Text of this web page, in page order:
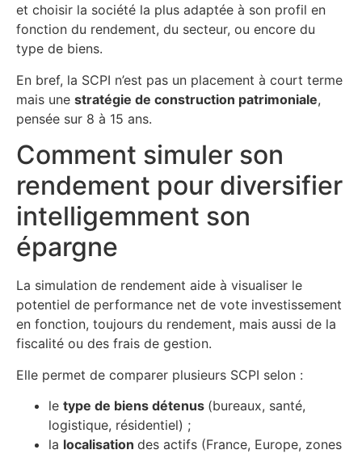
et choisir la société la plus adaptée à son profil en
fonction du rendement, du secteur, ou encore du
type de biens.
En bref, la SCPI n’est pas un placement à court terme
mais une stratégie de construction patrimoniale,
pensée sur 8 à 15 ans.
Comment simuler son
rendement pour diversifier
intelligemment son
épargne
La simulation de rendement aide à visualiser le
potentiel de performance net de vote investissement
en fonction, toujours du rendement, mais aussi de la
fiscalité ou des frais de gestion.
Elle permet de comparer plusieurs SCPI selon :
le type de biens détenus (bureaux, santé,
logistique, résidentiel) ;
la localisation des actifs (France, Europe, zones